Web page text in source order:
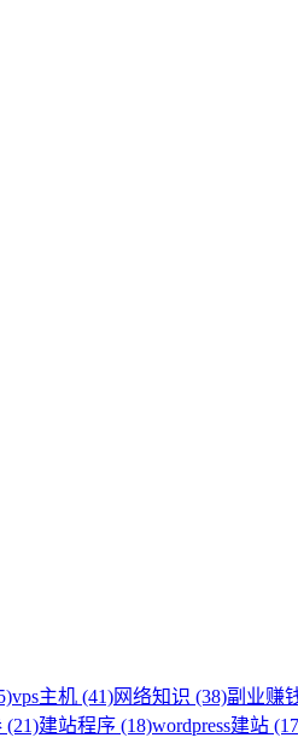
vps主机 (41)网络知识 (38)副业赚
(21)建站程序 (18)wordpress建站